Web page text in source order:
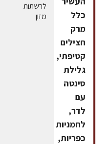
כלל
מרק
חצילים
קטיפתי,
גלילת
סינטה
עם
לדר,
לחמניות
כפריות,